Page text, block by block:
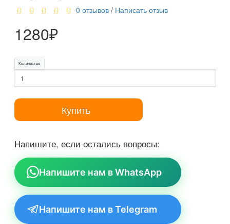
0 отзывов/ Написать отзыв
1280₽
Количество
Купить
Напишите, если остались вопросы:
Напишите нам в WhatsApp
Напишите нам в Telegram